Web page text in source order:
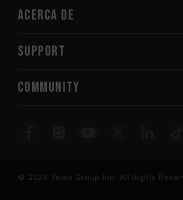
Acerca de
SUPPORT
COMMUNITY
© 2026 Team Group Inc. All Rights